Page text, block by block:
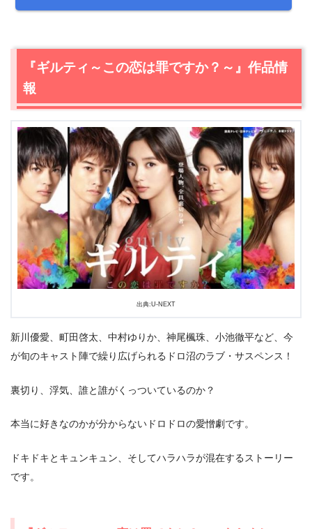
＼＼31日間無料!!お試し解約もOK／／
『ギルティ～この恋は罪ですか？～』作品情
報
出典:U-NEXT
新川優愛、町田啓太、中村ゆりか、神尾楓珠、小池徹平など、今
が旬のキャスト陣で繰り広げられるドロ沼のラブ・サスペンス！
裏切り、浮気、誰と誰がくっついているのか？
本当に好きなのかが分からないドロドロの愛憎劇です。
ドキドキとキュンキュン、そしてハラハラが混在するストーリー
です。